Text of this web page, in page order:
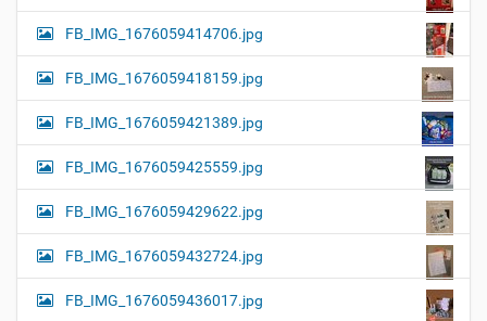
FB_IMG_1676059414706.jpg
FB_IMG_1676059418159.jpg
FB_IMG_1676059421389.jpg
FB_IMG_1676059425559.jpg
FB_IMG_1676059429622.jpg
FB_IMG_1676059432724.jpg
FB_IMG_1676059436017.jpg